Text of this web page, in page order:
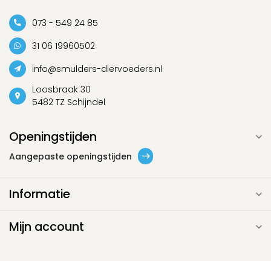
073 - 549 24 85
31 06 19960502
info@smulders-diervoeders.nl
Loosbraak 30
5482 TZ Schijndel
Openingstijden
Aangepaste openingstijden
Informatie
Mijn account